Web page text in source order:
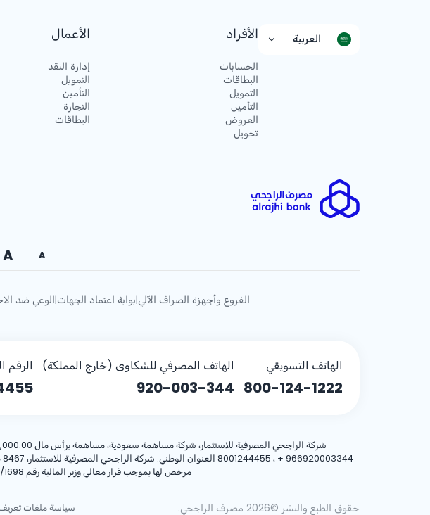
العربية الأفراد
الحسابات
البطاقات
التمويل
التأمين
العروض
تحويل
الأعمال
إدارة النقد
التمويل
التأمين
التجارة
البطاقات
A
A
الفروع وأجهزة الصراف الآلي|بوابة اعتماد الجهات|الوعي ضد
الهاتف التسويقي
800-124-1222
الهاتف المصرفي للشكاوى (خارج المملكة)
920-003-344
الرقم
شركة الراجحي المصرفية للاستثمار، شركة مساهمة سعودية، مساهمة برأس مال 60,000,000,000.00
+ 966920003344
مرخص لها بموجب قرار معالي وزير المالية رقم 3/1698 وتاريخ 06/07/1408هـ ، وخاضعة لرقابة وإشراف البنك المركزي السعودي.
حقوق الطبع والنشر ©2026 مصرف الراجحي. سياسة ملفات تعريف